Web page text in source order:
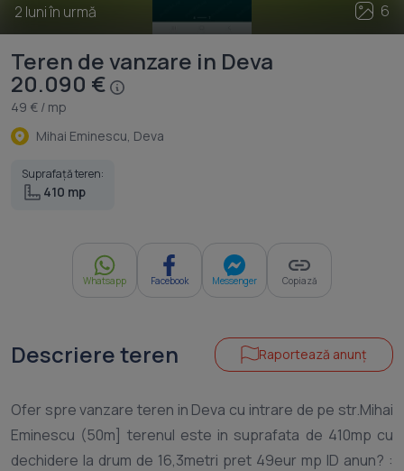
2 luni în urmă 6
Teren de vanzare in Deva
20.090 €
49 € / mp
Mihai Eminescu, Deva
Suprafață teren:
410 mp
Whatsapp Facebook Messenger Copiază
Descriere teren Raportează anunț
Ofer spre vanzare teren in Deva cu intrare de pe str.Mihai
Eminescu (50m] terenul este in suprafata de 410mp cu
dechidere la drum de 16,3metri pret 49eur mp ID anun? :